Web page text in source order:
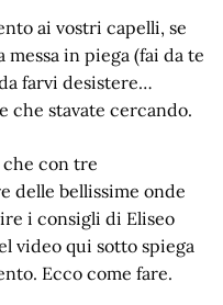
ai vostri capelli, se
in piega (fai da te
farvi desistere…
che stavate cercando.
che con tre
delle bellissime onde
i consigli di Eliseo
video qui sotto spiega
Ecco come fare.